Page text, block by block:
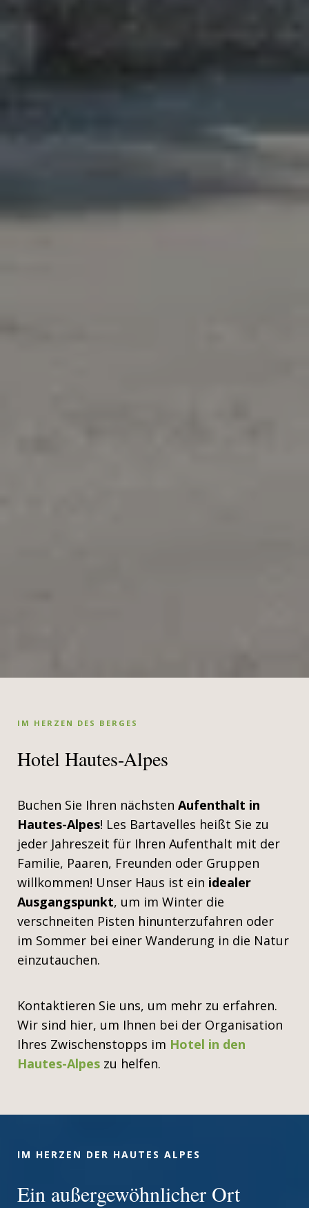
IM HERZEN DES BERGES
Hotel Hautes-Alpes
Buchen Sie Ihren nächsten Aufenthalt in
Hautes-Alpes! Les Bartavelles heißt Sie zu
jeder Jahreszeit für Ihren Aufenthalt mit der
Familie, Paaren, Freunden oder Gruppen
willkommen! Unser Haus ist ein idealer
Ausgangspunkt, um im Winter die
verschneiten Pisten hinunterzufahren oder
im Sommer bei einer Wanderung in die Natur
einzutauchen.
Kontaktieren Sie uns, um mehr zu erfahren.
Wir sind hier, um Ihnen bei der Organisation
Ihres Zwischenstopps im Hotel in den
Hautes-Alpes zu helfen.
IM HERZEN DER HAUTES ALPES
Ein außergewöhnlicher Ort